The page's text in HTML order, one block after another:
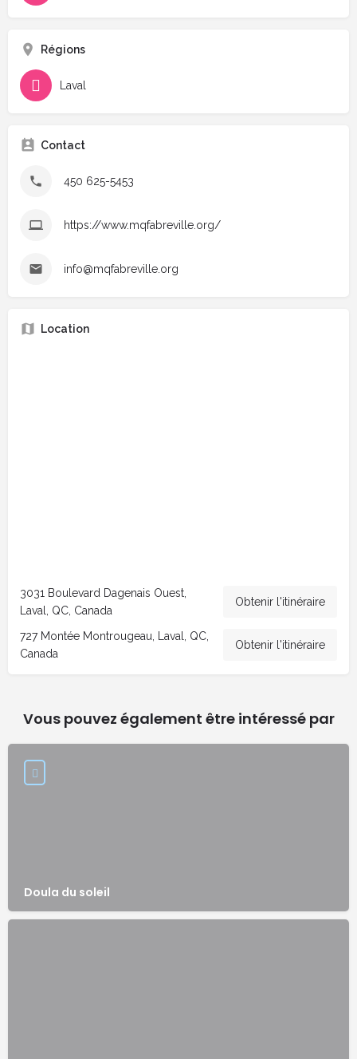
Régions
Laval
Contact
450 625-5453
https://www.mqfabreville.org/
info@mqfabreville.org
Location
3031 Boulevard Dagenais Ouest,
Laval, QC, Canada
Obtenir l'itinéraire
727 Montée Montrougeau, Laval, QC,
Canada
Obtenir l'itinéraire
Vous pouvez également être intéressé par
Doula du soleil